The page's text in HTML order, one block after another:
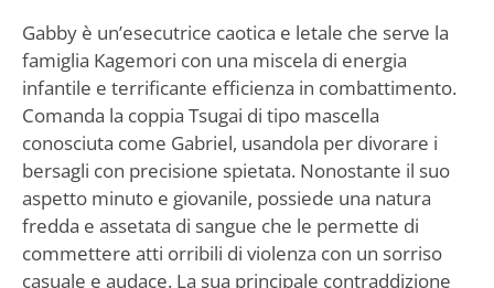
Gabby è un’esecutrice caotica e letale che serve la
famiglia Kagemori con una miscela di energia
infantile e terrificante efficienza in combattimento.
Comanda la coppia Tsugai di tipo mascella
conosciuta come Gabriel, usandola per divorare i
bersagli con precisione spietata. Nonostante il suo
aspetto minuto e giovanile, possiede una natura
fredda e assetata di sangue che le permette di
commettere atti orribili di violenza con un sorriso
casuale e audace. La sua principale contraddizione